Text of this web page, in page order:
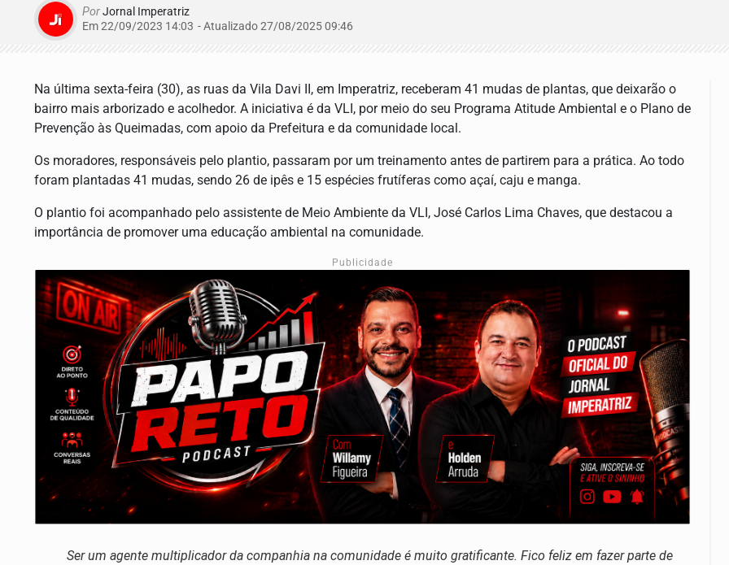
PorJornal Imperatriz
Em 22/09/2023 14:03 - Atualizado27/08/2025 09:46
Na última sexta-feira (30), as ruas da Vila Davi II, em Imperatriz, receberam 41 mudas de plantas, que deixarão o
bairro mais arborizado e acolhedor. A iniciativa é da VLI, por meio do seu Programa Atitude Ambiental e o Plano de
Prevenção às Queimadas, com apoio da Prefeitura e da comunidade local.
Os moradores, responsáveis pelo plantio, passaram por um treinamento antes de partirem para a prática. Ao todo
foram plantadas 41 mudas, sendo 26 de ipês e 15 espécies frutíferas como açaí, caju e manga.
O plantio foi acompanhado pelo assistente de Meio Ambiente da VLI, José Carlos Lima Chaves, que destacou a
importância de promover uma educação ambiental na comunidade.
Publicidade
Ser um agente multiplicador da companhia na comunidade é muito gratificante. Fico feliz em fazer parte de